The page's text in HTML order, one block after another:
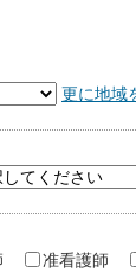
更に地域
准看護師